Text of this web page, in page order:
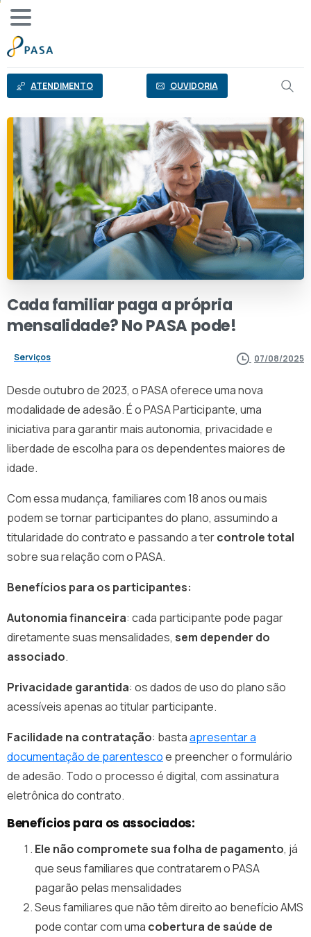
conteúdo
ATENDIMENTO OUVIDORIA
Cadafamiliarpaga aprópria
mensalidade?NoPASA pode!
Serviços 07/08/2025
Desde outubro de 2023, o PASA oferece uma nova
modalidade de adesão. É o PASA Participante, uma
iniciativa para garantir mais autonomia, privacidade e
liberdade de escolha para os dependentes maiores de
idade.
Com essa mudança, familiares com 18 anos ou mais
podem se tornar participantes do plano, assumindo a
titularidade do contrato e passando a tercontrole total
sobre sua relação com o PASA.
Benefícios para os participantes:
Autonomia financeira: cada participante pode pagar
diretamente suas mensalidades, sem depender do
associado.
Privacidade garantida: os dados de uso do plano são
acessíveis apenas ao titular participante.
Facilidade na contratação: bastaapresentar a
documentação de parentescoe preencher o formulário
de adesão. Todo o processo é digital, com assinatura
eletrônica do contrato.
Benefícios para os associados:
Ele não compromete sua folha de pagamento, já
que seus familiares que contratarem o PASA
pagarão pelas mensalidades
Seus familiares que não têm direito ao benefício AMS
pode contar com uma cobertura de saúde de